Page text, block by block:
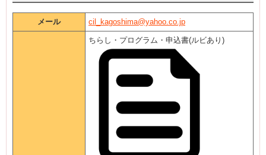
メール cil_kagoshima@yahoo.co.jp
ちらし・プログラム・申込書(ルビあり)